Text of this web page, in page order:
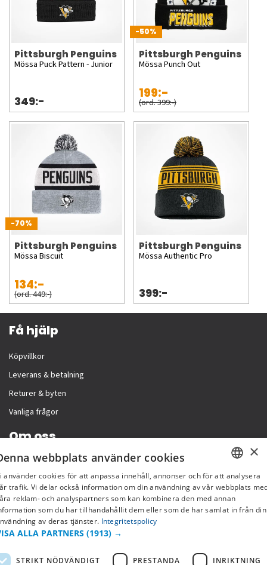
Pittsburgh Penguins
Mössa Puck Pattern - Junior
349:-
-50%
Pittsburgh Penguins
Mössa Punch Out
199:-
(ord. 399:-)
-70%
Pittsburgh Penguins
Mössa Biscuit
134:-
(ord. 449:-)
Pittsburgh Penguins
Mössa Authentic Pro
399:-
Få hjälp
Köpvillkor
Leverans & betalning
Returer & byten
Vanliga frågor
Om oss
Företagsinformation
SWEDISH
FI
×
webbplats använder cookies
använder cookies för att anpassa innehåll, annonser och för att analysera
trafik. Vi delar också information om din användning av vår webbplats
reklam- och analyspartners som kan kombinera den med annan
som du har tillhandahållit dem eller som de har samlat in från din
av deras tjänster. Integritetspolicy
ALLA PARTNERS (1913) →
STRIKT NÖDVÄNDIGT PRESTANDA INRIKTNING